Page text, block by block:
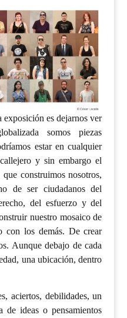
exposición es dejarnos ver
somos piezas
estar en cualquier
y sin embargo el
construimos nosotros,
de ser ciudadanos del
del esfuerzo y del
nuestro mosaico de
con los demás. De crear
Aunque debajo de cada
una ubicación, dentro
aciertos, debilidades, un
ideas o pensamientos